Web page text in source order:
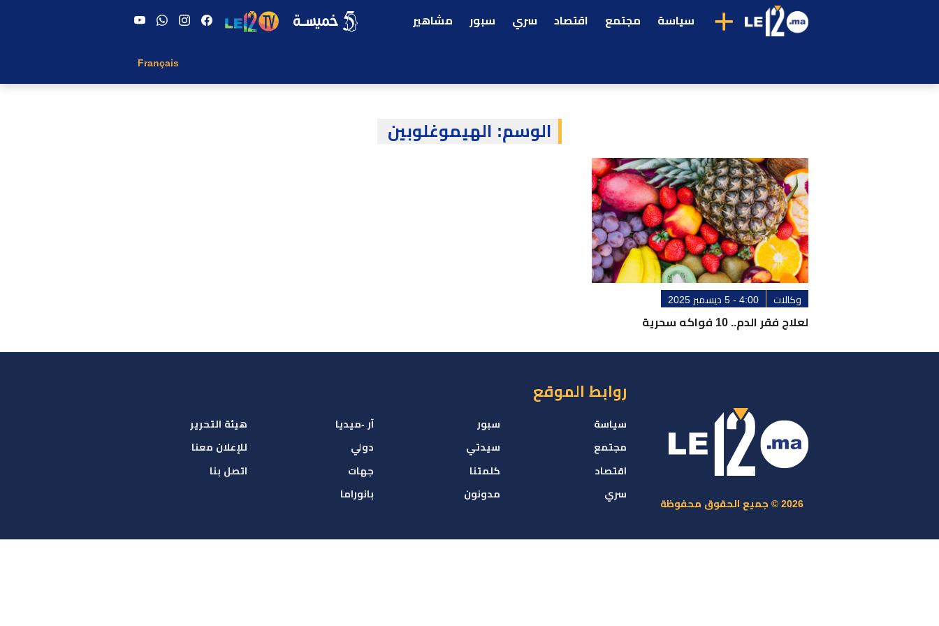
+ سياسة مجتمع اقتصاد سري سبور مشاهير
Français
الوسم: الهيموغلوبين
وكالات 4:00 - 5 ديسمبر 2025
لعلاج فقر الدم.. 10 فواكه سحرية
2026 © جميع الحقوق محفوظة
روابط الموقع
سياسة
مجتمع
اقتصاد
سري
سبور
سيدتي
كلمتنا
مدونون
آر -ميديا
دولي
جهات
بانوراما
هيئة التحرير
للإعلان معنا
اتصل بنا